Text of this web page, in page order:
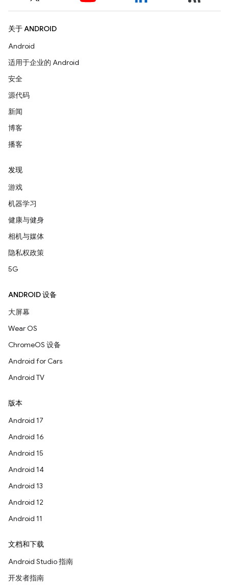
关于 ANDROID
Android
适用于企业的 Android
安全
源代码
新闻
博客
播客
发现
游戏
机器学习
健康与健身
相机与媒体
隐私权政策
5G
ANDROID 设备
大屏幕
Wear OS
ChromeOS 设备
Android for Cars
Android TV
版本
Android 17
Android 16
Android 15
Android 14
Android 13
Android 12
Android 11
文档和下载
Android Studio 指南
开发者指南